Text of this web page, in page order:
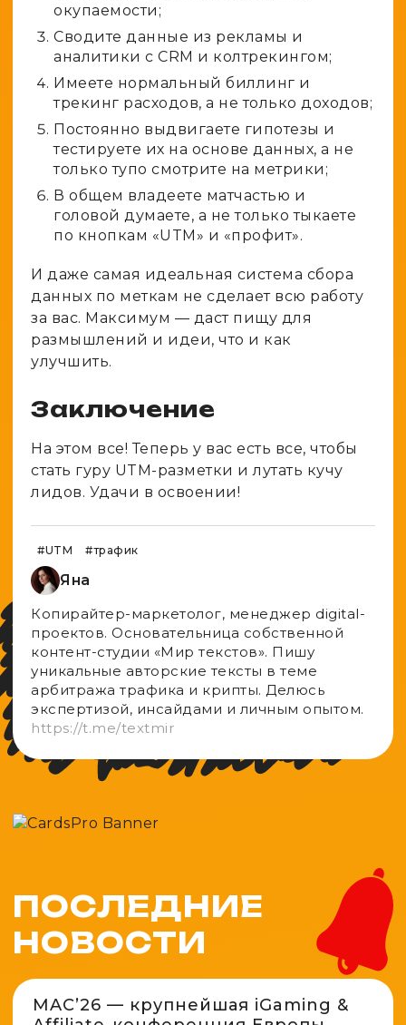
окупаемости;
Сводите данные из рекламы и
аналитики с CRM и колтрекингом;
Имеете нормальный биллинг и
трекинг расходов, а не только доходов;
Постоянно выдвигаете гипотезы и
тестируете их на основе данных, а не
только тупо смотрите на метрики;
В общем владеете матчастью и
головой думаете, а не только тыкаете
по кнопкам «UTM» и «профит».
И даже самая идеальная система сбора
данных по меткам не сделает всю работу
за вас. Максимум — даст пищу для
размышлений и идеи, что и как
улучшить.
Заключение
На этом все! Теперь у вас есть все, чтобы
стать гуру UTM-разметки и лутать кучу
лидов. Удачи в освоении!
Яна
Копирайтер-маркетолог, менеджер digital-
проектов. Основательница собственной
контент-студии «Мир текстов». Пишу
уникальные авторские тексты в теме
арбитража трафика и крипты. Делюсь
экспертизой, инсайдами и личным опытом.
https://t.me/textmir
#UTM #трафик
ПОСЛЕДНИЕ
НОВОСТИ
MAC’26 — крупнейшая iGaming &